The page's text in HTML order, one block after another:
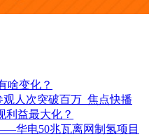
啥变化？
人次突破百万_焦点快播
利益最大化？
华电50兆瓦离网制氢项目